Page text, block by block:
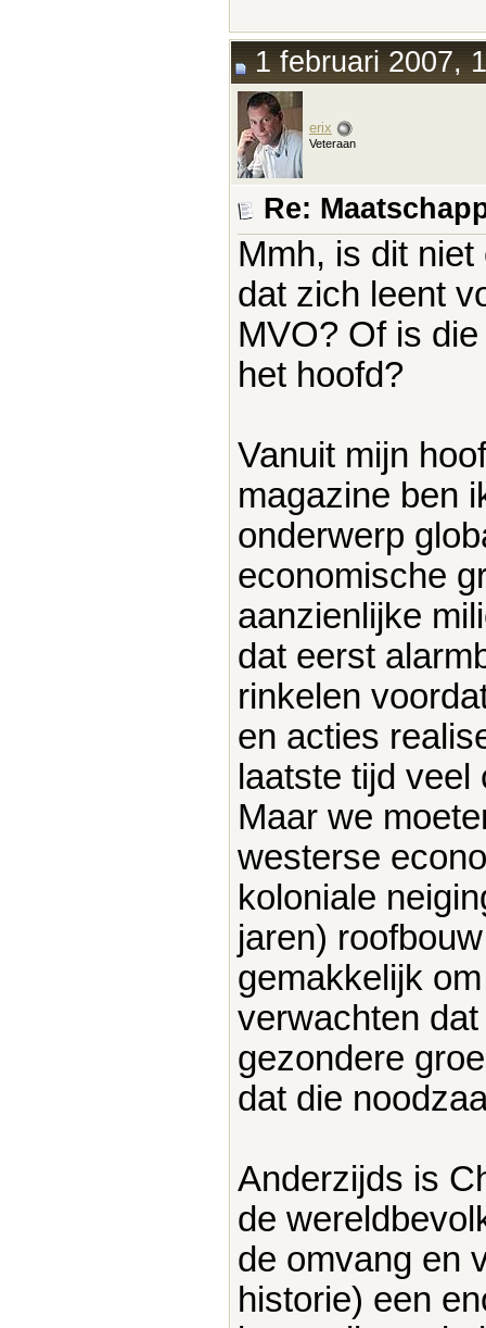
1 februari 2007,
erix
Veteraan
Re:
Mmh, is dit
dat zich leent
MVO? Of is
het hoofd?
Vanuit mijn
magazine ben
onderwerp
economische
aanzienlijke
dat eerst
rinkelen
en acties
laatste tijd
Maar we
westerse
koloniale
jaren)
gemakkelijk
verwachten
gezondere
dat die
Anderzijds is
de
de omvang en
historie) een